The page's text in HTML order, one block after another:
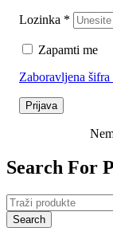
Lozinka *
Zapamti me
Zaboravljena šifra
Prijava
Search For